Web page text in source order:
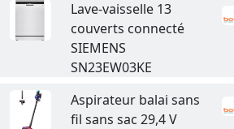
Lave-vaisselle 13
couverts connecté
SIEMENS
SN23EW03KE
Aspirateur balai sans
fil sans sac 29,4 V